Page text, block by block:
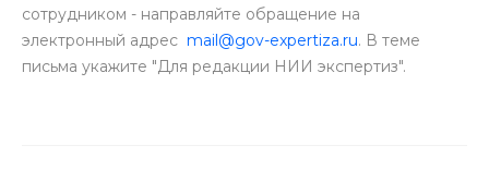
сотрудником - направляйте обращение на
электронный адрес mail@gov-expertiza.ru. В теме
письма укажите "Для редакции НИИ экспертиз".